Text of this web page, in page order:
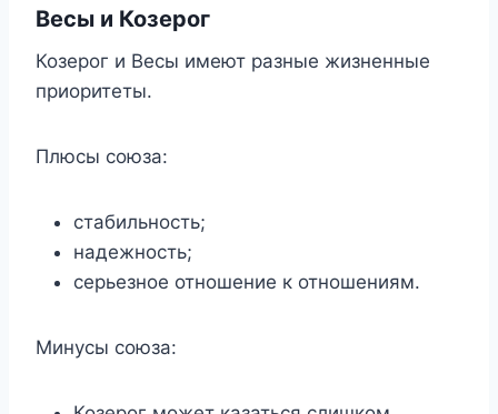
Весы и Козерог
Козерог и Весы имеют разные жизненные
приоритеты.
Плюсы союза:
стабильность;
надежность;
серьезное отношение к отношениям.
Минусы союза: